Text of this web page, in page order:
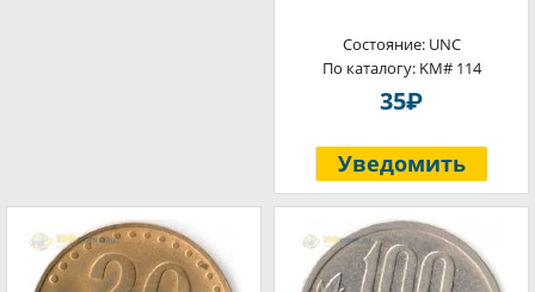
Состояние: UNC
По каталогу: KM# 114
35P
Уведомить